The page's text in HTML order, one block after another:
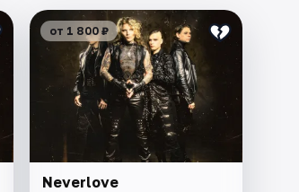
от 1 800 ₽
Neverlove